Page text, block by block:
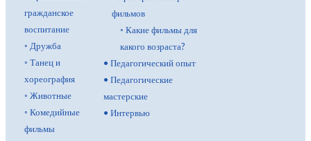
гражданское
воспитание
◦ Дружба
◦ Танец и
хореография
◦ Животные
◦ Комедийные
фильмы
фильмов
◦ Какие фильмы для
какого возраста?
• Педагогический опыт
• Педагогические
мастерские
• Интервью